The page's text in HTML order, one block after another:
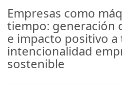
Empresas como
tiempo: generación
e impacto positivo a
intencionalidad
sostenible